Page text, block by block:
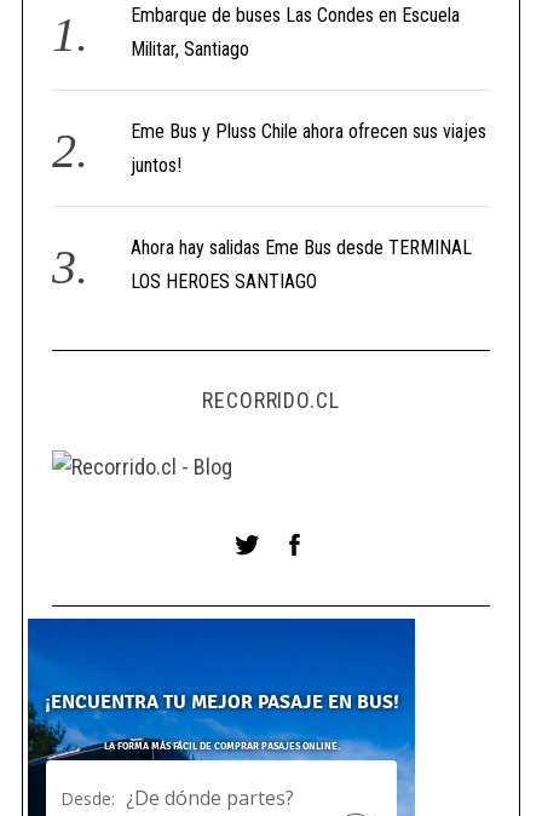
Embarque de buses Las Condes en Escuela
Militar, Santiago
Eme Bus y Pluss Chile ahora ofrecen sus viajes
juntos!
Ahora hay salidas Eme Bus desde TERMINAL
LOS HEROES SANTIAGO
RECORRIDO.CL